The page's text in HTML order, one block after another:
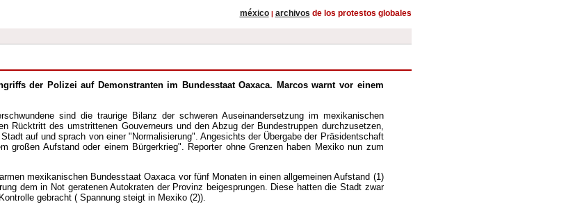
méxico | archivos de los protestos globales
der Polizei auf Demonstranten im Bundesstaat Oaxaca. Marcos warnt vor einem
sind die traurige Bilanz der schweren Auseinandersetzung im mexikanischen
Rücktritt des umstrittenen Gouverneurs und den Abzug der Bundestruppen durchzusetzen,
auf und sprach von einer "Normalisierung". Angesichts der Übergabe der Präsidentschaft
großen Aufstand oder einem Bürgerkrieg". Reporter ohne Grenzen haben Mexiko nun zum
mexikanischen Bundesstaat Oaxaca vor fünf Monaten in einen allgemeinen Aufstand (1)
dem in Not geratenen Autokraten der Provinz beigesprungen. Diese hatten die Stadt zwar
gebracht ( Spannung steigt in Mexiko (2)).